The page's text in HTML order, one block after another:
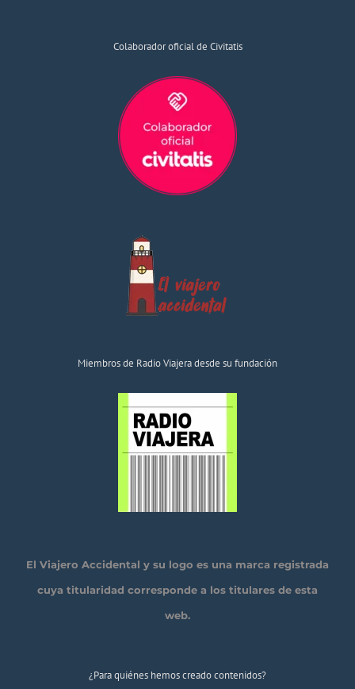
Colaborador oficial de Civitatis
Miembros de Radio Viajera desde su fundación
El Viajero Accidental y su logo es una marca registrada
cuya titularidad corresponde a los titulares de esta
web.
¿Para quiénes hemos creado contenidos?